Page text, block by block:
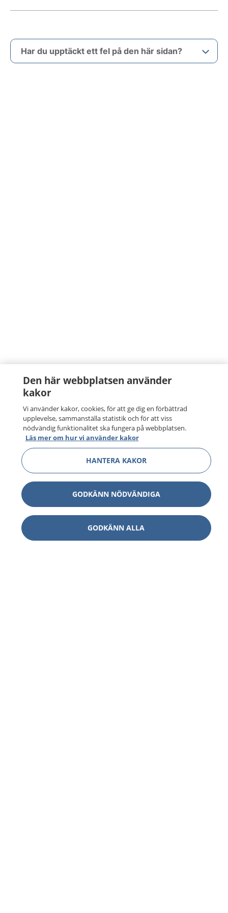
Har du upptäckt ett fel på den här sidan?
Den här webbplatsen använder
kakor
Vi använder kakor, cookies, för att ge dig en förbättrad
upplevelse, sammanställa statistik och för att viss
nödvändig funktionalitet ska fungera på webbplatsen.
Läs mer om hur vi använder kakor
HANTERA KAKOR
GODKÄNN NÖDVÄNDIGA
GODKÄNN ALLA